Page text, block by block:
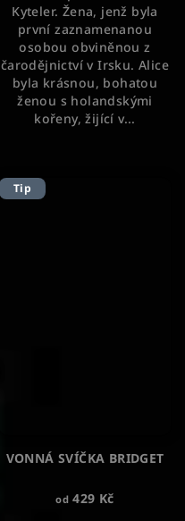
Kyteler. Žena, jenž byla
první zaznamenanou
osobou obviněnou z
čarodějnictví v Irsku. Alice
byla krásnou, bohatou
ženou s holandskými
kořeny, žijící v...
Tip
VONNÁ SVÍČKA BRIDGET
od 429 Kč